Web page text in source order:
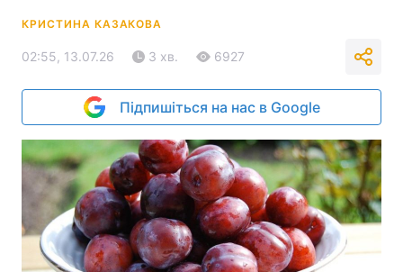
КРИСТИНА КАЗАКОВА
02:55, 13.07.26 3 хв. 6927
Підпишіться на нас в Google